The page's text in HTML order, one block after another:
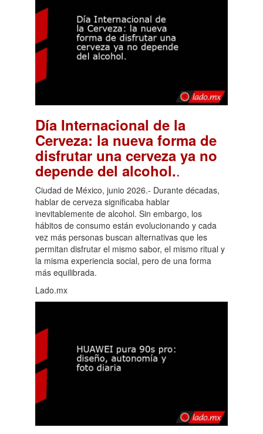
Día Internacional de la
Cerveza: la nueva forma de
disfrutar una cerveza ya no
depende del alcohol..
Ciudad de México, junio 2026.- Durante décadas,
hablar de cerveza significaba hablar
inevitablemente de alcohol. Sin embargo, los
hábitos de consumo están evolucionando y cada
vez más personas buscan alternativas que les
permitan disfrutar el mismo sabor, el mismo ritual y
la misma experiencia social, pero de una forma
más equilibrada.
Lado.mx